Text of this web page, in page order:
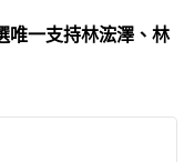
唯一支持林浤澤、林